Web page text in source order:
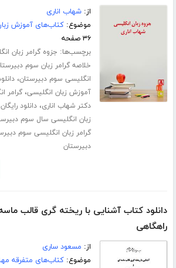
از:شهاب اناری
موضوع:کتاب‌های آموزش
۳۶ صفحه
برچسب‌ها: جزوه گرامر زبان
خلاصه گرامر زبان سوم
انگلیسی سوم دبیرستان،
آموزش زبان انگلیسی،گرامر
دکتر شهاب اناری،دانلود
زبان انگلیسی سال سوم
گرامر زبان انگلیسی سوم
دبیرستان
دانلود کتاب آشنایی با ریخته گری قالب
راهگاهی
از: مسعود ساری
موضوع:کتاب‌های متفرقه